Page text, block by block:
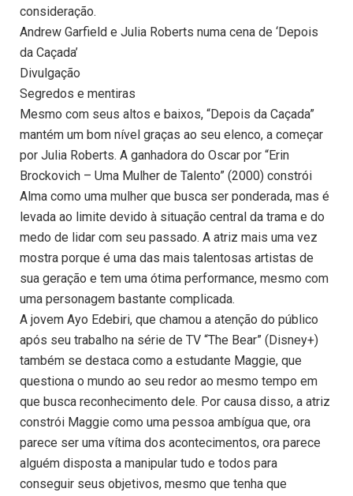
consideração.
Andrew Garfield e Julia Roberts numa cena de ‘Depois
da Caçada’
Divulgação
Segredos e mentiras
Mesmo com seus altos e baixos, “Depois da Caçada”
mantém um bom nível graças ao seu elenco, a começar
por Julia Roberts. A ganhadora do Oscar por “Erin
Brockovich – Uma Mulher de Talento” (2000) constrói
Alma como uma mulher que busca ser ponderada, mas é
levada ao limite devido à situação central da trama e do
medo de lidar com seu passado. A atriz mais uma vez
mostra porque é uma das mais talentosas artistas de
sua geração e tem uma ótima performance, mesmo com
uma personagem bastante complicada.
A jovem Ayo Edebiri, que chamou a atenção do público
após seu trabalho na série de TV “The Bear” (Disney+)
também se destaca como a estudante Maggie, que
questiona o mundo ao seu redor ao mesmo tempo em
que busca reconhecimento dele. Por causa disso, a atriz
constrói Maggie como uma pessoa ambígua que, ora
parece ser uma vítima dos acontecimentos, ora parece
alguém disposta a manipular tudo e todos para
conseguir seus objetivos, mesmo que tenha que